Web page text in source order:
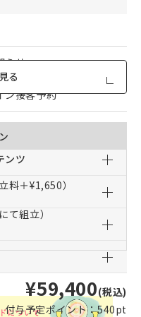
らせ
ン接客予約
ンツ
る
料＋¥1,650）
て組立）
¥59,400(税込)
付与予定ポイント：540pt